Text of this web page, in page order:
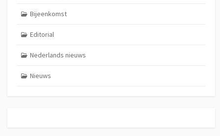
Bijeenkomst
Editorial
Nederlands nieuws
Nieuws